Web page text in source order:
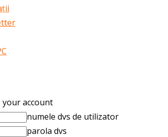
account
numele dvs de utilizator
parola dvs